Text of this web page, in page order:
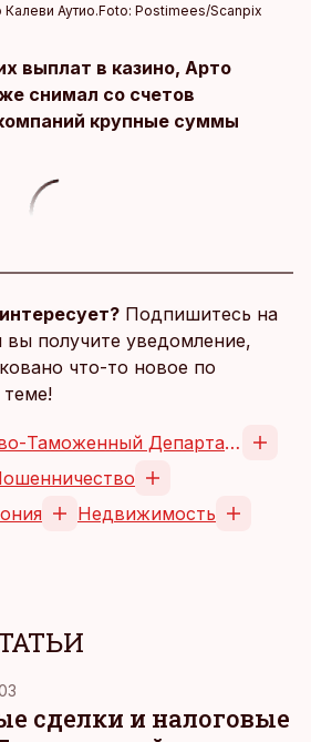
Аутио.Foto: Postimees/Scanpix
выплат в казино, Арто
снимал со счетов
крупные суммы
Подпишитесь на
получите уведомление,
что-то новое по
Налогово-Таможенный Департамент
Недвижимость
сделки и налоговые